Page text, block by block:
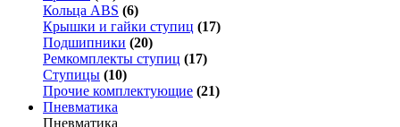
Кольца ABS (6)
Крышки и гайки ступиц (17)
Подшипники (20)
Ремкомплекты ступиц (17)
Ступицы (10)
Прочие комплектующие (21)
Пневматика
Пневматика